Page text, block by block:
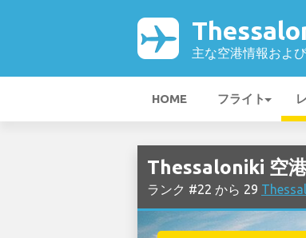
主な空港情報およ
HOME フライト
Thessaloniki 空
ランク #22 から 29